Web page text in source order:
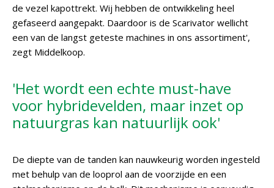
de vezel kapottrekt. Wij hebben de ontwikkeling heel
gefaseerd aangepakt. Daardoor is de Scarivator wellicht
een van de langst geteste machines in ons assortiment',
zegt Middelkoop.
'Het wordt een echte must-have
voor hybridevelden, maar inzet op
natuurgras kan natuurlijk ook'
De diepte van de tanden kan nauwkeurig worden ingesteld
met behulp van de looprol aan de voorzijde en een